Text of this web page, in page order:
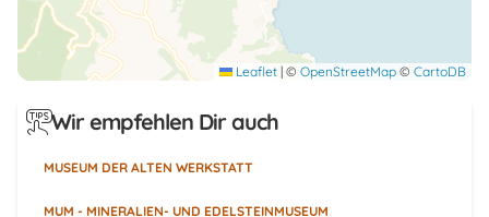
Leaflet | © OpenStreetMap © CartoDB
Wir empfehlen Dir auch
MUSEUM DER ALTEN WERKSTATT
MUM - MINERALIEN- UND EDELSTEINMUSEUM